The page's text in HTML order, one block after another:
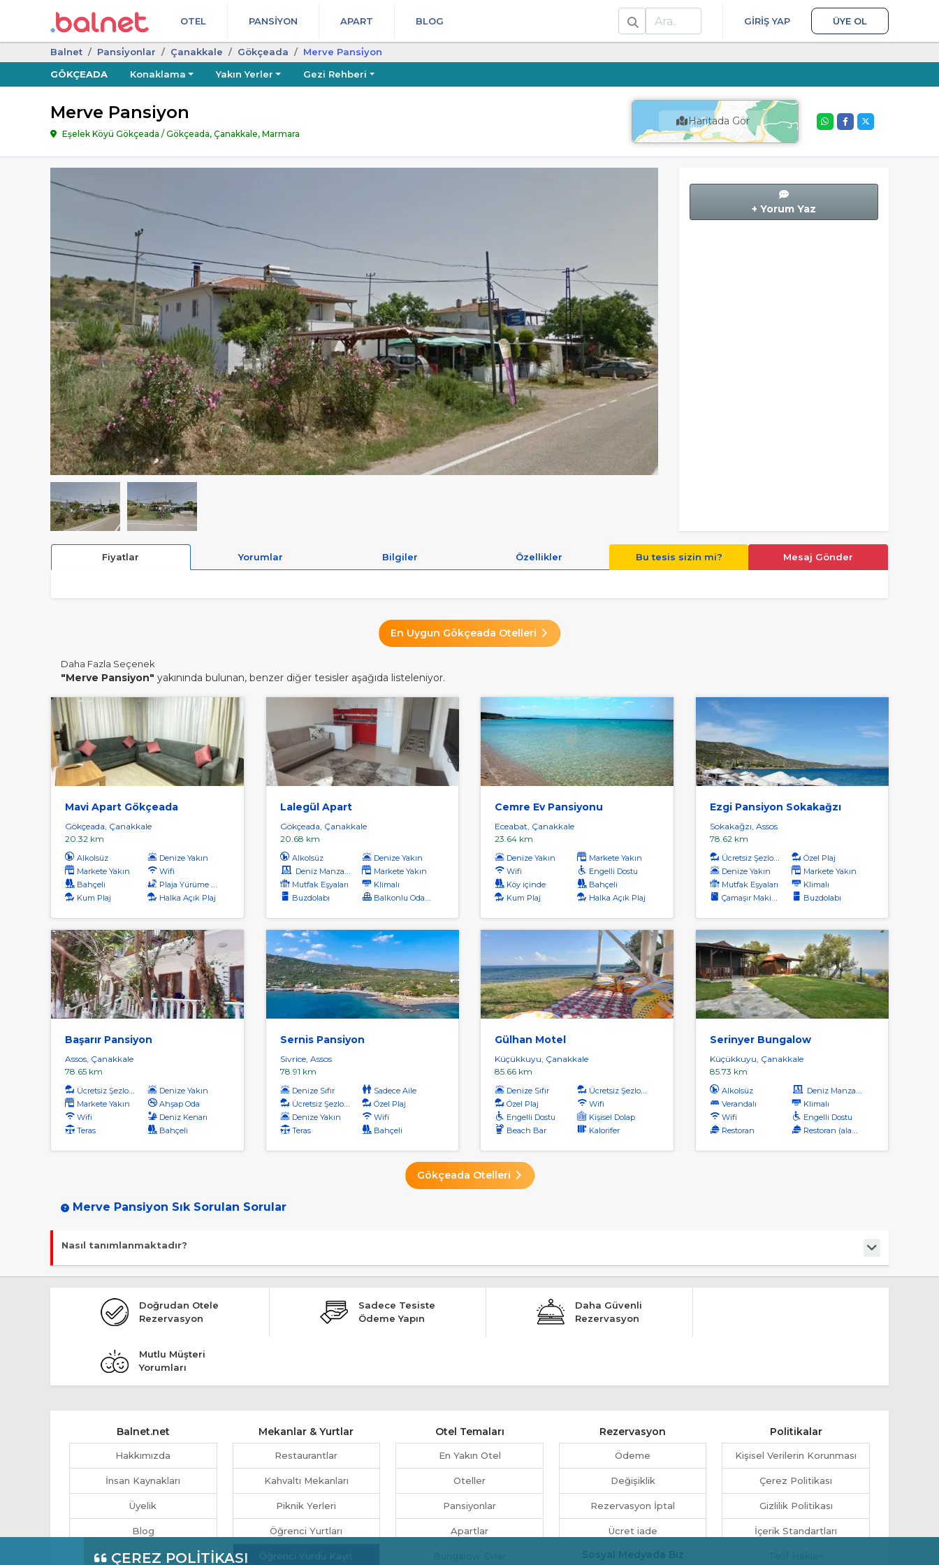
OTEL PANSIYON APART BLOG
Ara
GIRIŞ YAP ÜYE OL
ÇEREZ POLİTİKASI
Balnet Pansi̇yonlar Çanakkale Gökçeada
Merve Pansi̇yon
GÖKÇEADA
Konaklama Yakın Yerler Gezi Rehberi
Merve Pansiyon
Eşelek Köyü Gökçeada / Gökçeada, Çanakkale, Marmara
Haritada Gör
+ Yorum Yaz
Fiyatlar Yorumlar Bilgiler Özellikler Bu tesis sizin mi? Mesaj Gönder
En Uygun Gökçeada Otelleri
Daha Fazla Seçenek
"Merve Pansiyon" yakınında bulunan, benzer diğer tesisler aşağıda listeleniyor.
Mavi Apart Gökçeada
Gökçeada, Çanakkale
20.32 km
Alkolsüz
Denize Yakın
Markete Yakın
Wifi
Bahçeli
Plaja Yürüme Mesafesi
Kum Plaj
Halka Açık Plaj
Lalegül Apart
Gökçeada, Çanakkale
20.68 km
Alkolsüz
Denize Yakın
Deniz Manzaralı
Markete Yakın
Mutfak Eşyaları
Klimalı
Buzdolabı
Balkonlu Odalar
Cemre Ev Pansiyonu
Eceabat, Çanakkale
23.64 km
Denize Yakın
Markete Yakın
Wifi
Engelli Dostu
Köy içinde
Bahçeli
Kum Plaj
Halka Açık Plaj
Ezgi Pansiyon Sokakağzı
Sokakağzı, Assos
78.62 km
Ücretsiz Şezlong
Özel Plaj
Denize Yakın
Markete Yakın
Mutfak Eşyaları
Klimalı
Çamaşır Makinası
Buzdolabı
Başarır Pansiyon
Assos, Çanakkale
78.65 km
Ücretsiz Şezlong
Denize Yakın
Markete Yakın
Ahşap Oda
Wifi
Deniz Kenarı
Teras
Bahçeli
Sernis Pansiyon
Sivrice, Assos
78.91 km
Denize Sıfır
Sadece Aile
Ücretsiz Şezlong
Özel Plaj
Denize Yakın
Wifi
Teras
Bahçeli
Gülhan Motel
Küçükkuyu, Çanakkale
85.66 km
Denize Sıfır
Ücretsiz Şezlong
Özel Plaj
Wifi
Engelli Dostu
Kişisel Dolap
Beach Bar
Kalorifer
Serinyer Bungalow
Küçükkuyu, Çanakkale
85.73 km
Alkolsüz
Deniz Manzaralı
Verandalı
Klimalı
Wifi
Engelli Dostu
Restoran
Restoran (alakart)
Gökçeada Otelleri
Merve Pansiyon Sık Sorulan Sorular
Nasıl tanımlanmaktadır?
Tesis Pansiyon statüsündedir.
Doğrudan Otele
Rezervasyon
Sadece Tesiste
Ödeme Yapın
Daha Güvenli
Rezervasyon
Mutlu Müşteri
Yorumları
Balnet.net
Hakkımızda
İnsan Kaynakları
Üyelik
Blog
Otel Yönetimi
Mekanlar & Yurtlar
Restaurantlar
Kahvaltı Mekanları
Piknik Yerleri
Öğrenci Yurtları
Otel Temaları
En Yakın Otel
Oteller
Pansiyonlar
Apartlar
Rezervasyon
Ödeme
Değişiklik
Rezervasyon İptal
Ücret iade
Politikalar
Kişisel Verilerin Korunması
Çerez Politikası
Gizlilik Politikası
İçerik Standartları